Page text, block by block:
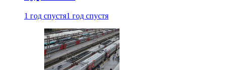
1 год спустя1 год спустя